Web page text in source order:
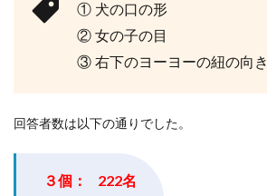
① 犬の口の形
② 女の子の目
③ 右下のヨーヨーの紐の向き
回答者数は以下の通りでした。
３個： 222名